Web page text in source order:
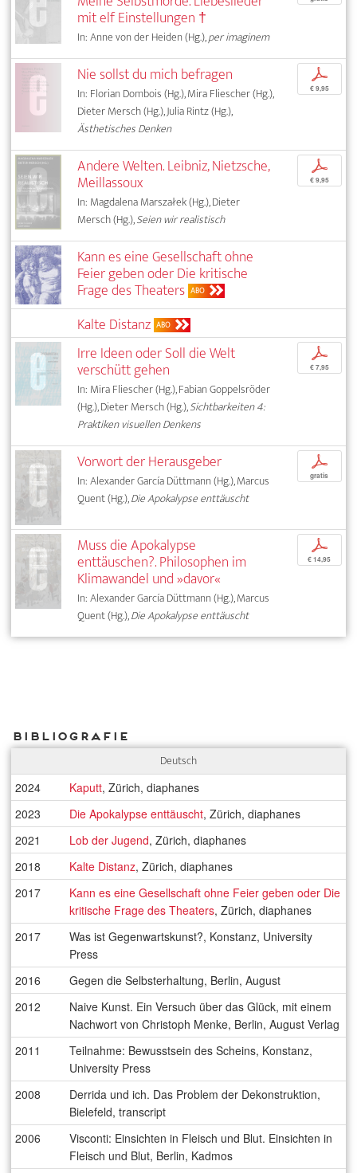
mit elf Einstellungen †
In: Anne von der Heiden (Hg.),per imaginem
Nie sollst du mich befragen
In: Florian Dombois (Hg.), Mira Fliescher (Hg.),
Dieter Mersch (Hg.), Julia Rintz (Hg.),
Ästhetisches Denken
p
€ 9,95
Andere Welten. Leibniz, Nietzsche,
Meillassoux
In: Magdalena Marszałek (Hg.), Dieter
Mersch (Hg.),Seien wir realistisch
p
€ 9,95
Kann es eine Gesellschaft ohne
Feier geben oder Die kritische
Frage des Theaters ABO
Kalte Distanz ABO
Irre Ideen oder Soll die Welt
verschütt gehen
In: Mira Fliescher (Hg.), Fabian Goppelsröder
(Hg.), Dieter Mersch (Hg.),Sichtbarkeiten 4:
Praktiken visuellen Denkens
p
€ 7,95
Vorwort der Herausgeber
In: Alexander García Düttmann (Hg.), Marcus
Quent (Hg.),Die Apokalypse enttäuscht
p
gratis
Muss die Apokalypse
enttäuschen?. Philosophen im
Klimawandel und »davor«
In: Alexander García Düttmann (Hg.), Marcus
Quent (Hg.),Die Apokalypse enttäuscht
p
€ 14,95
Bibliografie
Deutsch
2024 Kaputt, Zürich, diaphanes
2023
Die Apokalypse enttäuscht, Zürich, diaphanes
2021
Lob der Jugend, Zürich, diaphanes
2018
Kalte Distanz, Zürich, diaphanes
2017
Kann es eine Gesellschaft ohne Feier geben oder Die
kritische Frage des Theaters, Zürich, diaphanes
2017
Was ist Gegenwartskunst?, Konstanz, University
Press
2016
Gegen die Selbsterhaltung, Berlin, August
2012
Naive Kunst. Ein Versuch über das Glück, mit einem
Nachwort von Christoph Menke, Berlin, August Verlag
2011
Teilnahme: Bewusstsein des Scheins, Konstanz,
University Press
2008
Derrida und ich. Das Problem der Dekonstruktion,
Bielefeld, transcript
2006
Visconti: Einsichten in Fleisch und Blut. Einsichten in
Fleisch und Blut, Berlin, Kadmos